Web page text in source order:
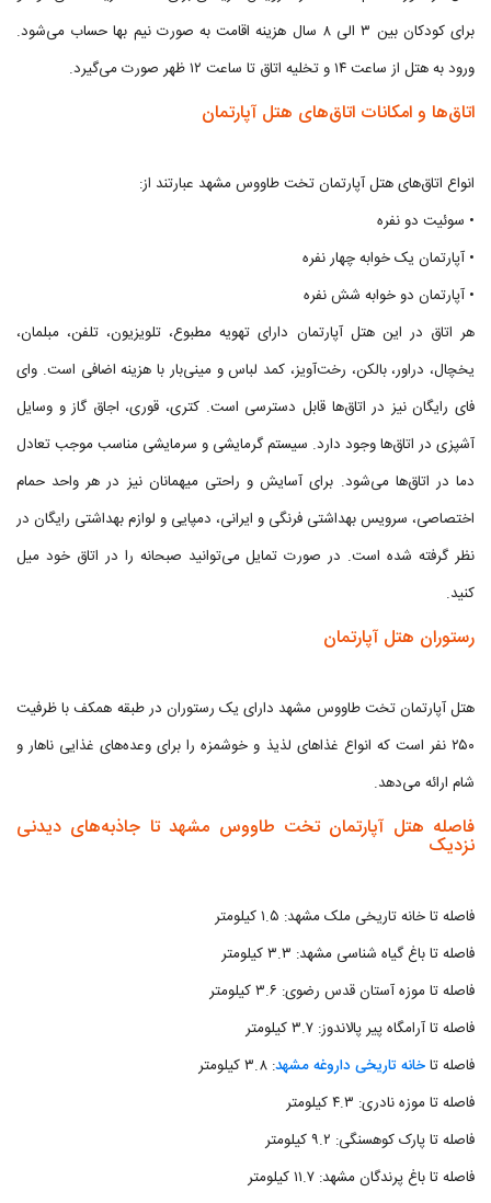
برای کودکان بین ۳ الی ۸ سال هزینه اقامت به صورت نیم‌ بها حساب می‌شود.
ورود به هتل از ساعت ۱۴ و تخلیه اتاق تا ساعت ۱۲ ظهر صورت می‌گیرد.
اتاق‌ها و امکانات اتاق‌های هتل آپارتمان
انواع اتاق‌های هتل آپارتمان تخت طاووس مشهد عبارتند از:
• سوئیت دو نفره
• آپارتمان یک خوابه چهار نفره
• آپارتمان دو خوابه شش نفره
هر اتاق در این هتل آپارتمان دارای تهویه مطبوع، تلویزیون، تلفن، مبلمان،
یخچال، دراور، بالکن، رخت‌آویز، کمد لباس و مینی‌بار با هزینه اضافی است. وای
فای رایگان نیز در اتاق‌ها قابل دسترسی است. کتری، قوری، اجاق گاز و وسایل
آشپزی در اتاق‌ها وجود دارد. سیستم گرمایشی و سرمایشی مناسب موجب تعادل
دما در اتاق‌ها می‌شود. برای آسایش و راحتی میهمانان نیز در هر واحد حمام
اختصاصی، سرویس بهداشتی فرنگی و ایرانی، دمپایی و لوازم بهداشتی رایگان در
نظر گرفته شده است. در صورت تمایل می‌توانید صبحانه را در اتاق خود میل
کنید.
رستوران هتل آپارتمان
هتل آپارتمان تخت طاووس مشهد دارای یک رستوران در طبقه همکف با ظرفیت
۲۵۰ نفر است که انواع غذاهای لذیذ و خوشمزه را برای وعده‌های غذایی ناهار و
شام ارائه می‌دهد.
فاصله هتل آپارتمان تخت طاووس مشهد تا جاذبه‌های دیدنی
نزدیک
فاصله تا خانه تاریخی ملک مشهد: ۱.۵ کیلومتر
فاصله تا باغ گیاه شناسی مشهد: ۳.۳ کیلومتر
فاصله تا موزه آستان قدس رضوی: ۳.۶ کیلومتر
فاصله تا آرامگاه پیر پالاندوز: ۳.۷ کیلومتر
فاصله تاخانه تاریخی داروغه مشهد: ۳.۸ کیلومتر
فاصله تا موزه نادری: ۴.۳ کیلومتر
فاصله تا پارک کوهسنگی: ۹.۲ کیلومتر
فاصله تا باغ پرندگان مشهد: ۱۱.۷ کیلومتر